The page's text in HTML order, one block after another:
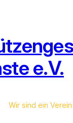
e.V.
Wir sind ein